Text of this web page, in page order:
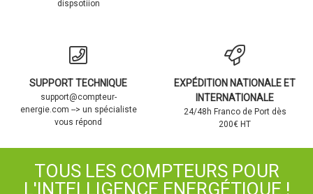
dispsotiion
SUPPORT TECHNIQUE
support@compteur-
energie.com --> un spécialiste
vous répond
EXPÉDITION NATIONALE ET
INTERNATIONALE
24/48h Franco de Port dès
200€ HT
TOUS LES COMPTEURS POUR
L'INTELLIGENCE ENERGÉTIQUE !